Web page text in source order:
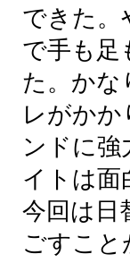
できた。
で手も 足
た。かな
レがか
ンドに強
イトは面
今回は 日
ごすこと